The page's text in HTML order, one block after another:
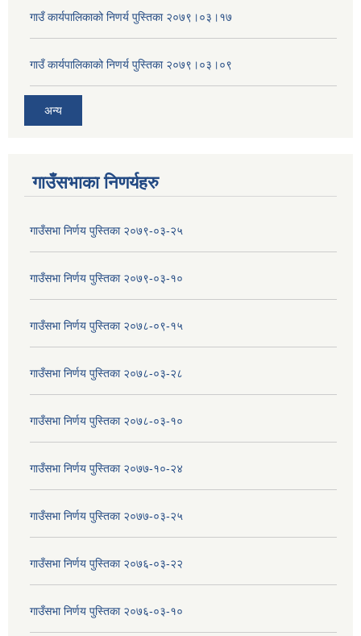
गाउँ कार्यपालिकाको निणर्य पुस्तिका २०७९।०३।१७
गाउँ कार्यपालिकाको निणर्य पुस्तिका २०७९।०३।०९
अन्य
गाउँसभाका निणर्यहरु
गाउँसभा निर्णय पुस्तिका २०७९-०३-२५
गाउँसभा निर्णय पुस्तिका २०७९-०३-१०
गाउँसभा निर्णय पुस्तिका २०७८-०९-१५
गाउँसभा निर्णय पुस्तिका २०७८-०३-२८
गाउँसभा निर्णय पुस्तिका २०७८-०३-१०
गाउँसभा निर्णय पुस्तिका २०७७-१०-२४
गाउँसभा निर्णय पुस्तिका २०७७-०३-२५
गाउँसभा निर्णय पुस्तिका २०७६-०३-२२
गाउँसभा निर्णय पुस्तिका २०७६-०३-१०